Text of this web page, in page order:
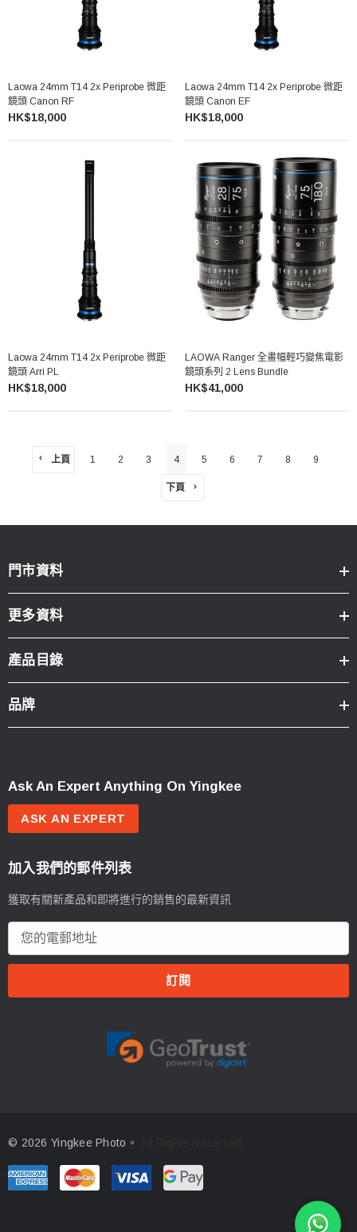
Laowa 24mm T14 2x Periprobe 微距
鏡頭 Canon RF
HK$18,000
Laowa 24mm T14 2x Periprobe 微距
鏡頭 Canon EF
HK$18,000
Laowa 24mm T14 2x Periprobe 微距
鏡頭 Arri PL
HK$18,000
LAOWA Ranger 全畫幅輕巧變焦電影
鏡頭系列 2 Lens Bundle
HK$41,000
上頁 1 2 3 4 5 6 7 8 9
下頁
門市資料
更多資料
產品目錄
品牌
Ask An Expert Anything On Yingkee
ASK AN EXPERT
加入我們的郵件列表
獲取有關新產品和即將進行的銷售的最新資訊
郵
© 2026 Yingkee Photo。